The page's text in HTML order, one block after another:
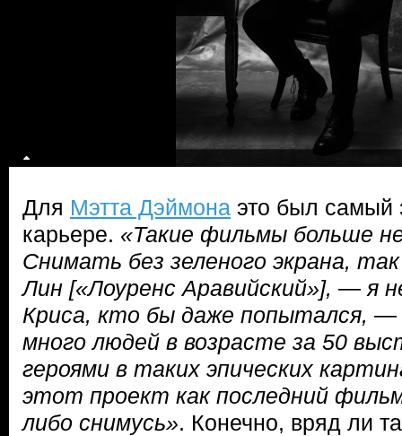
Для Мэтта Дэймона это был самый
карьере. «Такие фильмы больше
Снимать без зеленого экрана,
Лин [«Лоуренс Аравийcкий»], — я
Криса, кто бы даже попытался, —
много людей в возрасте за 50
героями в таких эпических
этот проект как последний
либо снимусь». Конечно, вряд ли